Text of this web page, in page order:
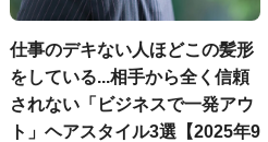
仕事のデキない人ほどこの髪形
をしている...相手から全く信頼
されない「ビジネスで一発アウ
ト」ヘアスタイル3選【2025年9